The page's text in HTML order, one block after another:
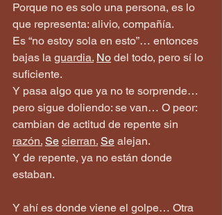
Porque no es solo una persona, es lo
que representa: alivio, compañía.
Es “no estoy sola en esto”… entonces
bajas la guardia. No del todo, pero sí lo
suficiente.
Y pasa algo que ya no te sorprende…
pero sigue doliendo: se van… O peor:
cambian de actitud de repente sin
razón. Se cierran. Se alejan.
Y de repente, ya no están donde
estaban.
Y ahí es donde viene el golpe… Otra